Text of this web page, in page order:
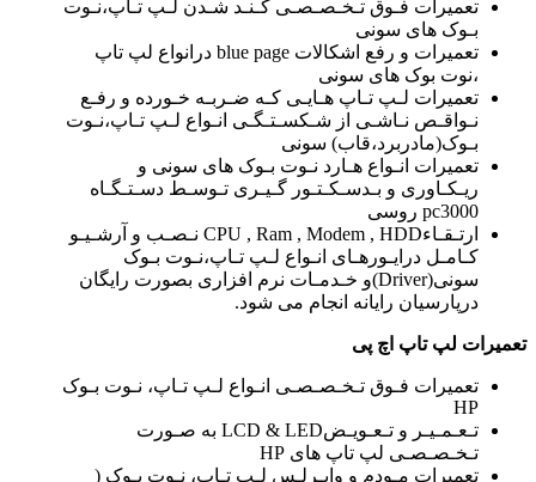
تعمیرات فـوق تـخـصـصـی کـنـد شـدن لـپ تـاپ،نـوت
بـوک های سونی
تعمیرات و رفع اشکالات blue page درانواع لپ تاپ
،نوت بوک های سونی
تعمیرات لـپ تـاپ هـایـی کـه ضـربـه خـورده و رفـع
نـواقـص نـاشـی از شـکسـتـگـی انـواع لـپ تـاپ،نـوت
بـوک(مادربرد،قاب) سونی
تعمیرات انـواع هـارد نـوت بـوک های سونی و
ریـکـاوری و بـدسـکـتـور گـیـری تـوسـط دسـتـگـاه
pc3000 روسی
ارتـقـاءCPU , Ram , Modem , HDD نـصـب و آرشـیـو
کـامـل درایـورهـای انـواع لـپ تـاپ،نـوت بـوک
سونی(Driver)و خـدمـات نرم افزاری بصورت رایگان
درپارسیان رایانه انجام می شود.
تعمیرات لپ تاپ اچ پی
تعمیرات فـوق تـخـصـصـی انـواع لـپ تـاپ، نـوت بـوک
HP
تـعـمـیـر و تـعـویـضLCD & LED به صـورت
تـخـصـصـی لپ تاپ های HP
تعمیرات مـودم و وایـرلـس لـپ تـاپ، نـوت بـوک (